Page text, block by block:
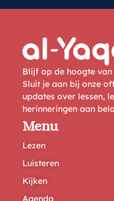
Blijf op de hoogte van
Sluit je aan bij onze
updates over lessen,
herinneringen aan
Menu
Lezen
Luisteren
Kijken
Agenda